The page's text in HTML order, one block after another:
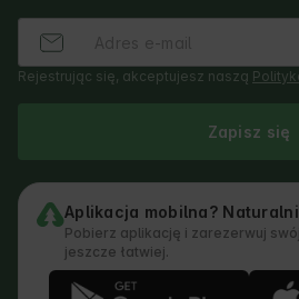
Rejestrując się, akceptujesz naszą
Zapisz się
Aplikacja mobilna?
Pobierz aplikację i zarezerwuj
jeszcze łatwiej.